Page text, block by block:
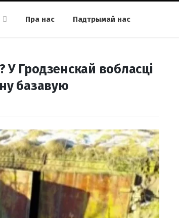
Пра нас Падтрымай нас
Гродзенскай вобласці
базавую